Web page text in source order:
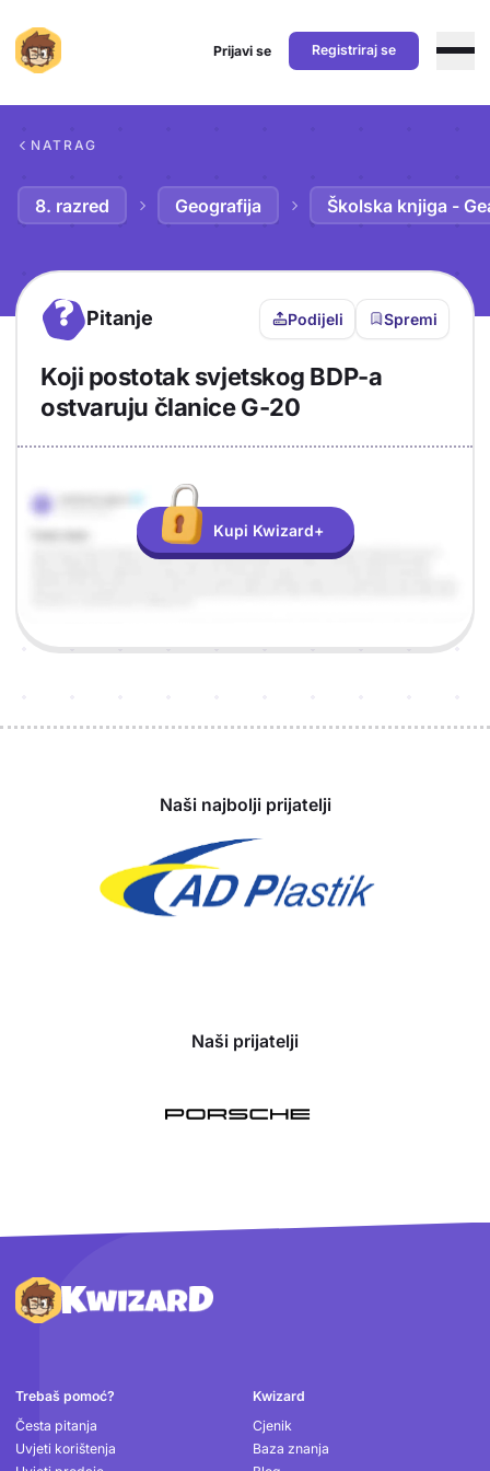
Prijavi se Registriraj se
NATRAG
8. razred Geografija Školska knjiga -
? Pitanje Podijeli Spremi
Koji postotak svjetskog BDP-a
ostvaruju članice G-20
Odgovor
Objašnjenje
Kupi Kwizard+
Naši najbolji prijatelji
Naši prijatelji
Podnožje
Trebaš pomoć?
Česta pitanja
Uvjeti korištenja
Kwizard
Cjenik
Baza znanja